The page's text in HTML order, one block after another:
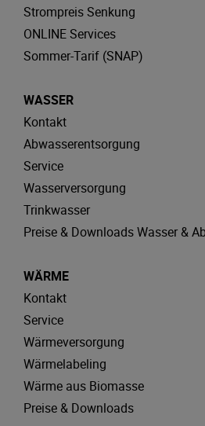
Strompreis Senkung
ONLINE Services
Sommer-Tarif (SNAP)
WASSER
Kontakt
Abwasserentsorgung
Service
Wasserversorgung
Trinkwasser
Preise & Downloads Wasser &
WÄRME
Kontakt
Service
Wärmeversorgung
Wärmelabeling
Wärme aus Biomasse
Preise & Downloads